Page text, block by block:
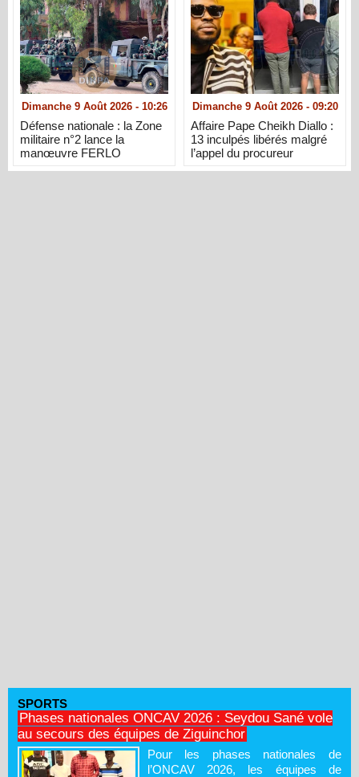
Dimanche 9 Août 2026 - 10:26
Défense nationale : la Zone
militaire n°2 lance la
manœuvre FERLO
Dimanche 9 Août 2026 - 09:20
Affaire Pape Cheikh Diallo :
13 inculpés libérés malgré
l’appel du procureur
SPORTS
Phases nationales ONCAV 2026 : Seydou Sané vole
au secours des équipes de Ziguinchor
Pour les phases nationales de
l’ONCAV 2026, les équipes de